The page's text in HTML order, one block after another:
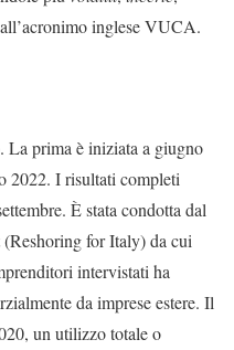
inglese VUCA.
La prima è iniziata a giugno
2022. I risultati completi
È stata condotta dal
for Italy) da cui
intervistati ha
da imprese estere. Il
un utilizzo totale o